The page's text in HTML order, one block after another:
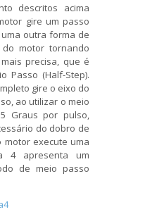
descritos acima
gire um passo
outra forma de
motor tornando
precisa, que é
Passo (Half-Step).
gire o eixo do
ao utilizar o meio
Graus por pulso,
do dobro de
execute uma
4 apresenta um
de meio passo